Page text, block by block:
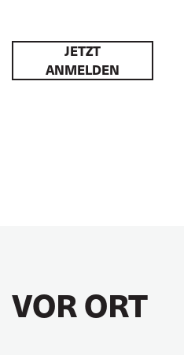
JETZT
ANMELDEN
VOR ORT